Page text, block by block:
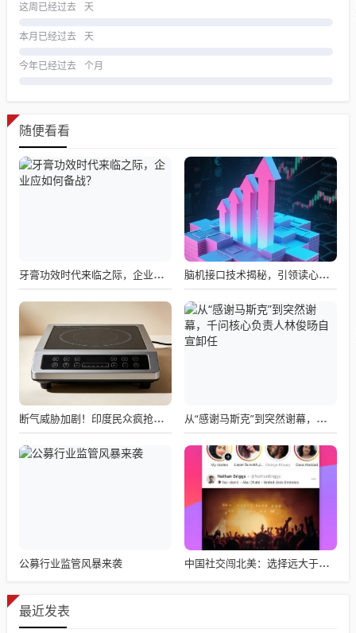
这周已经过去 天
本月已经过去 天
今年已经过去 个月
随便看看
牙膏功效时代来临之际，企业应如何备战？ 脑机接口技术揭秘，引领读心术革命的领跑者大盘点
断气威胁加剧！印度民众疯抢电磁炉 制造商将从中国空运部件 从“感谢马斯克”到突然谢幕，千问核心负责人林俊旸自宣卸任
公募行业监管风暴来袭 中国社交闯北美：选择远大于努力
最近发表